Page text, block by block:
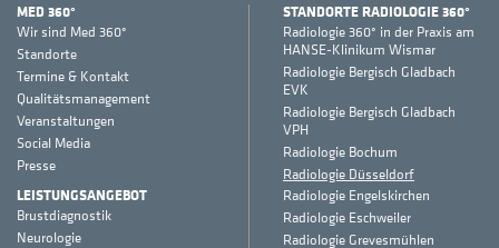
MED 360°
Wir sind Med 360°
Standorte
Termine & Kontakt
Qualitätsmanagement
Veranstaltungen
Social Media
Presse
LEISTUNGSANGEBOT
Brustdiagnostik
Neurologie
STANDORTE RADIOLOGIE 360°
Radiologie 360° in der Praxis am
HANSE-Klinikum Wismar
Radiologie Bergisch Gladbach
EVK
Radiologie Bergisch Gladbach
VPH
Radiologie Bochum
Radiologie Düsseldorf
Radiologie Engelskirchen
Radiologie Eschweiler
Radiologie Grevesmühlen